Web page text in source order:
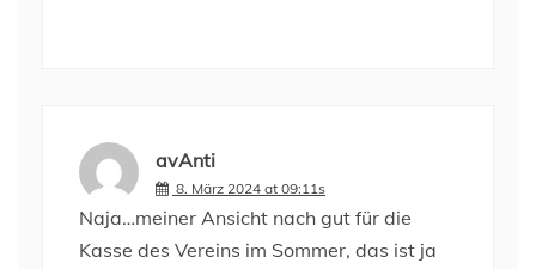
avAnti
8. März 2024 at 09:11s
Naja…meiner Ansicht nach gut für die
Kasse des Vereins im Sommer, das ist ja